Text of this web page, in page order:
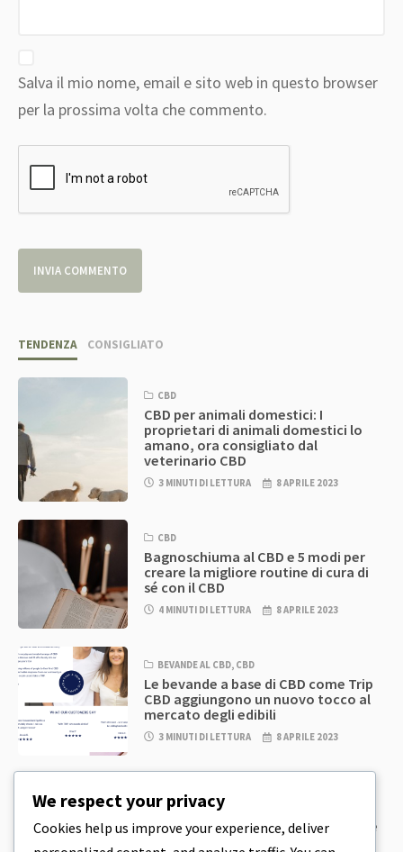
Salva il mio nome, email e sito web in questo browser
per la prossima volta che commento.
TENDENZA CONSIGLIATO
CBD
CBD per animali domestici: I
proprietari di animali domestici lo
amano, ora consigliato dal
veterinario CBD
3 MINUTI DI LETTURA 8 APRILE 2023
CBD
Bagnoschiuma al CBD e 5 modi per
creare la migliore routine di cura di
sé con il CBD
4 MINUTI DI LETTURA 8 APRILE 2023
BEVANDE AL CBD, CBD
Le bevande a base di CBD come Trip
CBD aggiungono un nuovo tocco al
mercato degli edibili
3 MINUTI DI LETTURA 8 APRILE 2023
CBD EDIBLES
Pasta per biscotti al CBD e prodotti
commestibili al CBD incredibilmente
semplici da preparare in casa
We respect your privacy
Cookies help us improve your experience, deliver